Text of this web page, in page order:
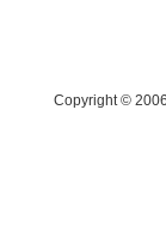
Copyright ©